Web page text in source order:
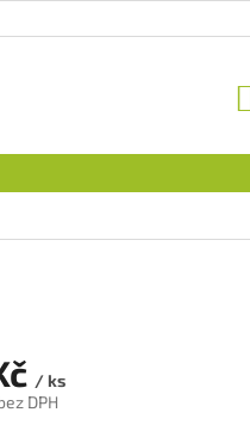
/ ks
DPH